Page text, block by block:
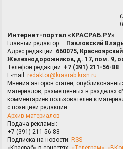
Интернет-портал «КРАСРАБ.РУ»
Главный редактор — Павловский
Адрес редакции: 660075,
Железнодорожников, д. 17, пом. 9,
Телефон редакции: +7 (391) 211-56-88
E-mail: redaktor@krasrab.krsn.ru
Мнения авторов статей,
материалов, размещённых в разделах
комментариев пользователей к
с позицией редакции.
Архив материалов
Подача рекламы:
+7 (391) 211-56-88
Подписка на новости: RSS